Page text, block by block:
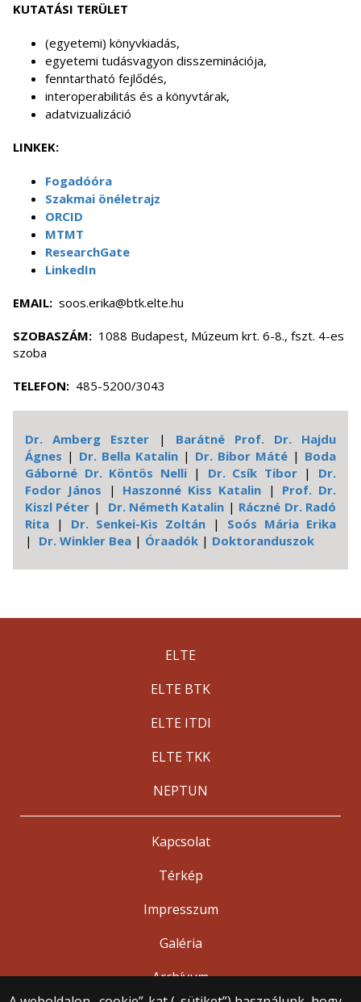
KUTATÁSI TERÜLET
(egyetemi) könyvkiadás,
egyetemi tudásvagyon disszeminációja,
fenntartható fejlődés,
interoperabilitás és a könyvtárak,
adatvizualizáció
LINKEK:
Fogadóóra
Szakmai önéletrajz
ORCID
MTMT
ResearchGate
LinkedIn
EMAIL: soos.erika@btk.elte.hu
SZOBASZÁM: 1088 Budapest, Múzeum krt. 6-8., fszt. 4-es
szoba
TELEFON: 485-5200/3043
Dr. Amberg Eszter | Barátné Prof. Dr. Hajdu
Ágnes | Dr. Bella Katalin | Dr. Bibor Máté | Boda
Gáborné Dr. Köntös Nelli| Dr. Csík Tibor| Dr.
Fodor János | Haszonné Kiss Katalin | Prof. Dr.
Kiszl Péter | Dr. Németh Katalin | Ráczné Dr. Radó
Rita | Dr. Senkei-Kis Zoltán | Soós Mária Erika
| Dr. Winkler Bea | Óraadók | Doktoranduszok
ELTE
ELTE BTK
ELTE ITDI
ELTE TKK
NEPTUN
Kapcsolat
Térkép
Impresszum
Galéria
Archívum